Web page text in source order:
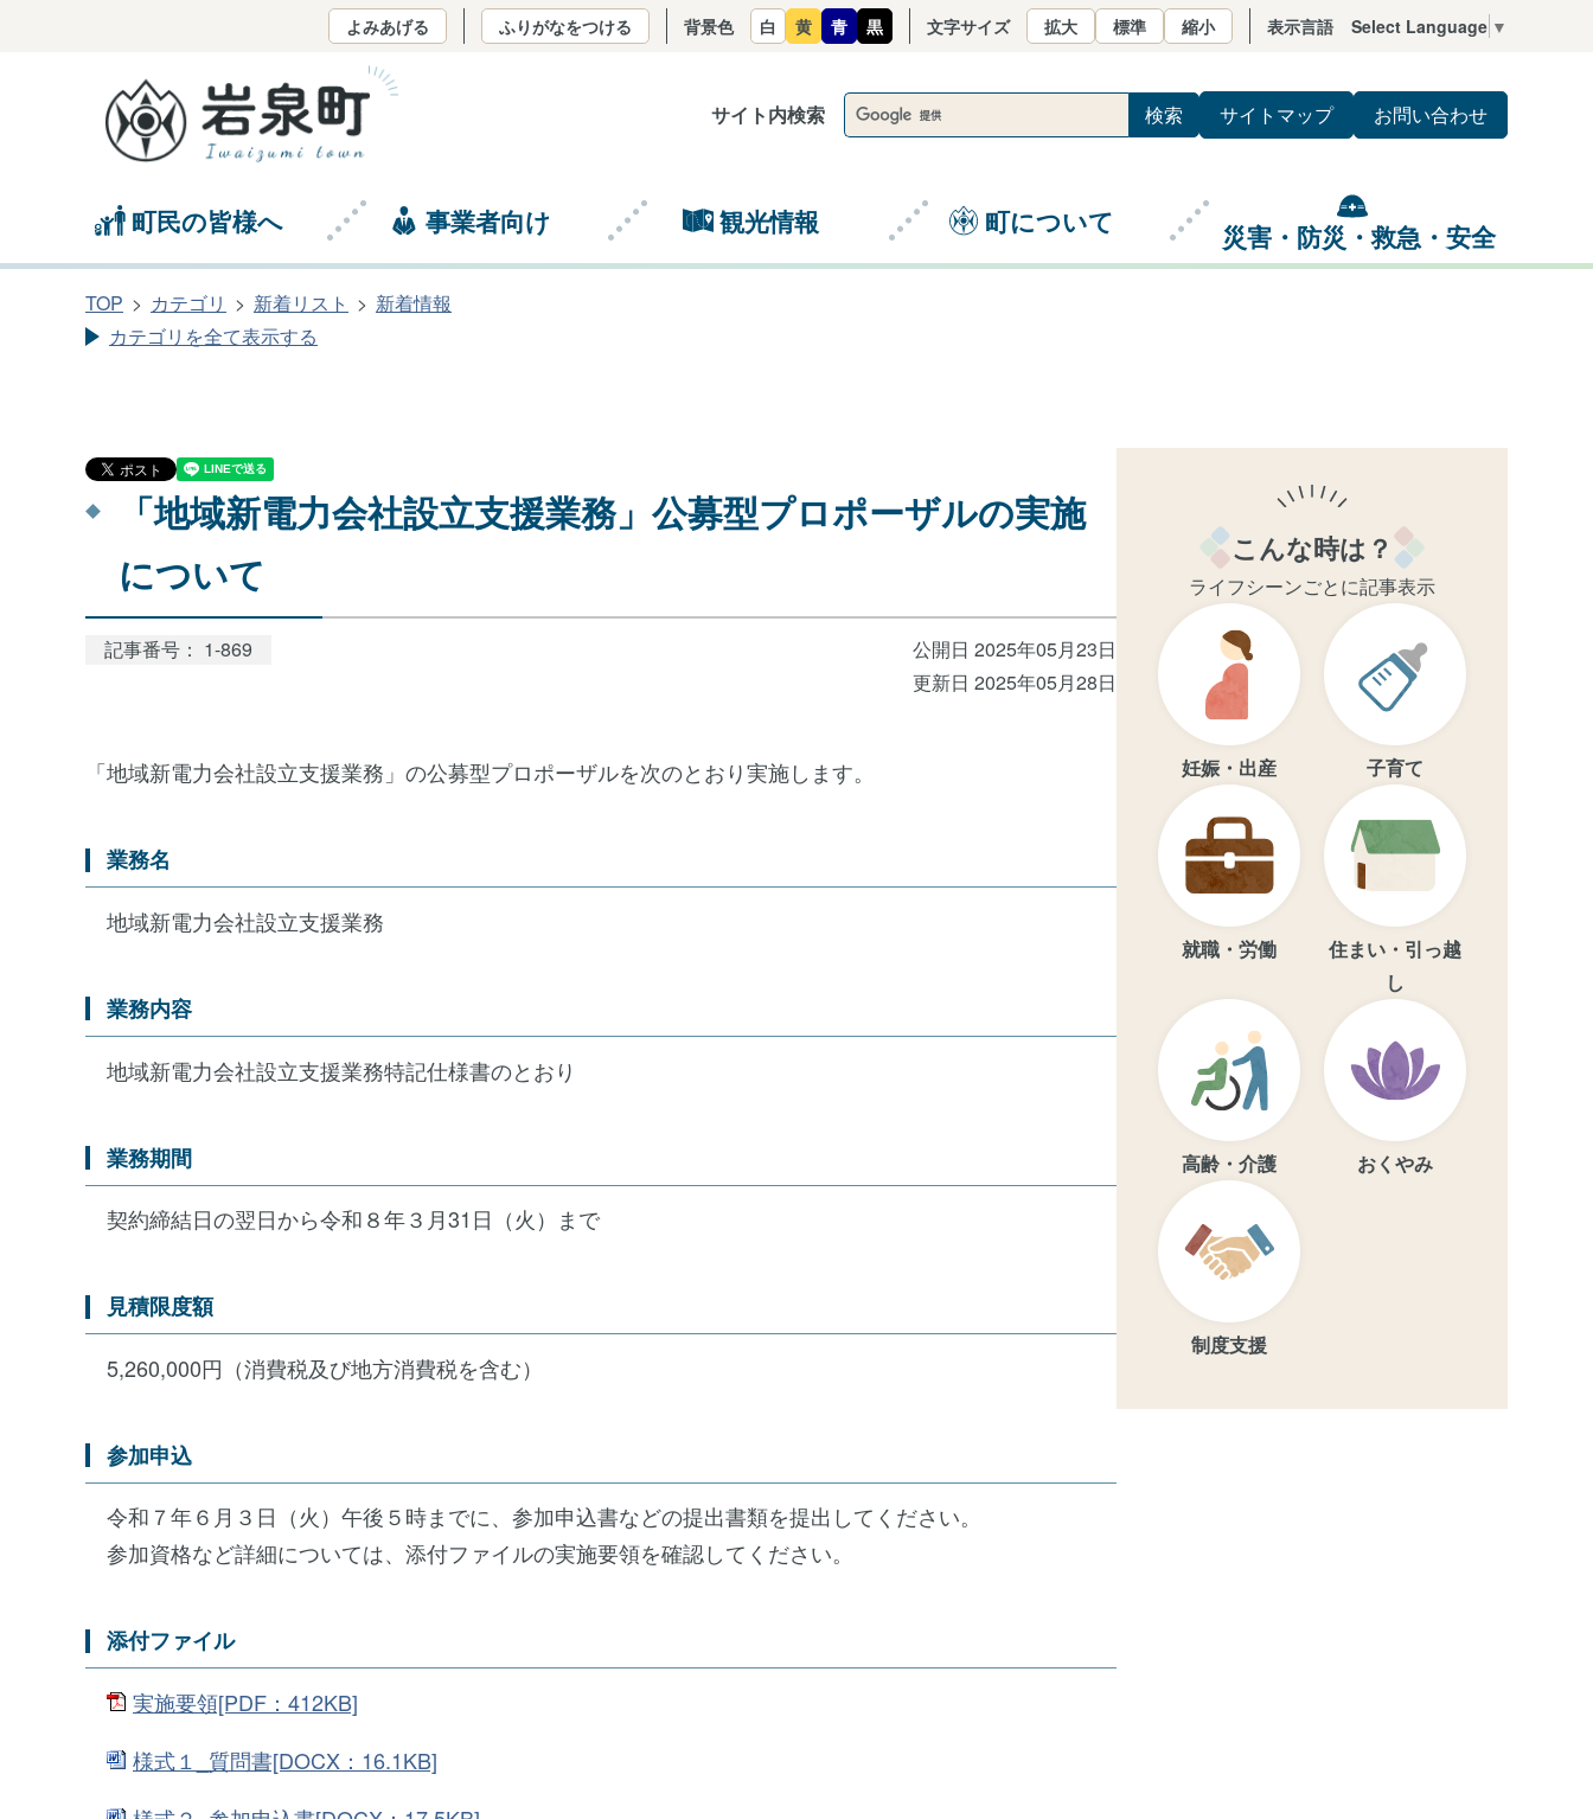
サイト内検索 サイトマップ お問い合わせ
町民の皆様へ 事業者向け 観光情報 町について 災害・防災・救急・安全
よみあげる ふりがなをつける 背景色 白 黄 青 黒 文字サイズ 拡大 標準 縮小 表示言語 Select Language ▼
TOP カテゴリ 新着リスト
新着情報
カテゴリを全て表示する
「地域新電力会社設立支援業務」公募型プロポーザルの実施
について
記事番号： 1-869
公開日 2025年05月23日
更新日 2025年05月28日
「地域新電力会社設立支援業務」の公募型プロポーザルを次のとおり実施します。
業務名
地域新電力会社設立支援業務
業務内容
地域新電力会社設立支援業務特記仕様書のとおり
業務期間
契約締結日の翌日から令和８年３月31日（火）まで
見積限度額
5,260,000円（消費税及び地方消費税を含む）
参加申込
令和７年６月３日（火）午後５時までに、参加申込書などの提出書類を提出してください。
参加資格など詳細については、添付ファイルの実施要領を確認してください。
添付ファイル
実施要領[PDF：412KB]
様式１_質問書[DOCX：16.1KB]
こんな時は？
ライフシーンごとに記事表示
妊娠・出産 子育て
就職・労働
住まい・引っ越
し
高齢・介護 おくやみ
制度支援